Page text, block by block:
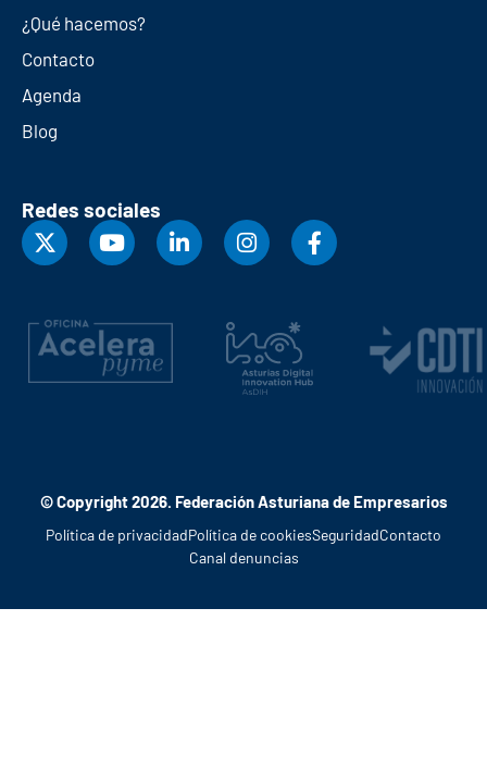
¿Qué hacemos?
Contacto
Agenda
Blog
Redes sociales
© Copyright 2026. Federación Asturiana de Empresarios
Política de privacidadPolítica de cookiesSeguridadContacto
Canal denuncias